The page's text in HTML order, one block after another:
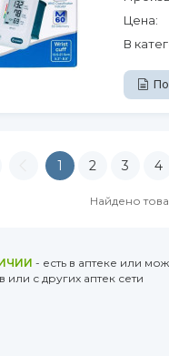
Цена:
В
1 2 3 4
Найдено
- есть в аптеке или
или с других аптек сети